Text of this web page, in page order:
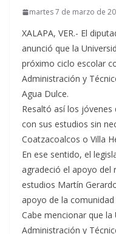
martes 7 de marzo de
XALAPA, VER.- El
anunció que la
próximo ciclo escolar
Administración y
Agua Dulce.
Resaltó así los
con sus estudios sin
Coatzacoalcos o Villa
En ese sentido, el
agradeció el apoyo del
estudios Martín
apoyo de la
Cabe mencionar que
Administración y